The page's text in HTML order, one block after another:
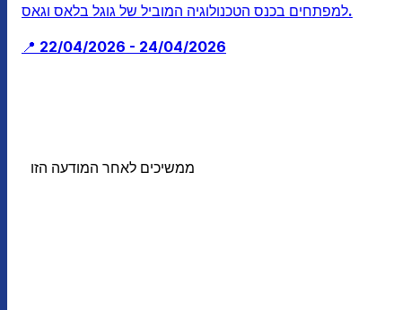
למפתחים בכנס הטכנולוגיה המוביל של גוגל בלאס וגאס.
📍 22/04/2026 - 24/04/2026
ממשיכים לאחר המודעה הזו